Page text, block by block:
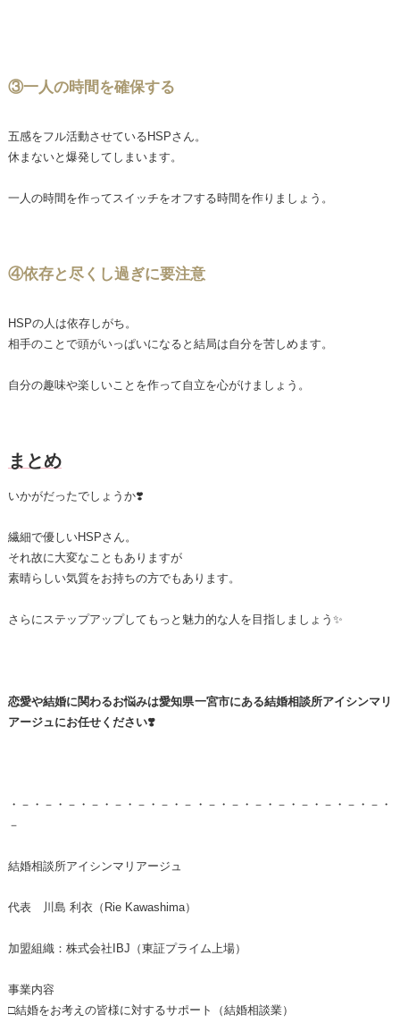
③一人の時間を確保する
五感をフル活動させているHSPさん。
休まないと爆発してしまいます。
一人の時間を作ってスイッチをオフする時間を作りましょう。
④依存と尽くし過ぎに要注意
HSPの人は依存しがち。
相手のことで頭がいっぱいになると結局は自分を苦しめます。
自分の趣味や楽しいことを作って自立を心がけましょう。
まとめ
いかがだったでしょうか❣️
繊細で優しいHSPさん。
それ故に大変なこともありますが
素晴らしい気質をお持ちの方でもあります。
さらにステップアップしてもっと魅力的な人を目指しましょう✨
恋愛や結婚に関わるお悩みは愛知県一宮市にある結婚相談所アイシンマリ
アージュにお任せください❣️
・－・－・－・－・－・－・－・－・－・－・－・－・－・－・－・－・
－
結婚相談所アイシンマリアージュ
代表 川島 利衣（Rie Kawashima）
加盟組織：株式会社IBJ（東証プライム上場）
事業内容
□結婚をお考えの皆様に対するサポート（結婚相談業）